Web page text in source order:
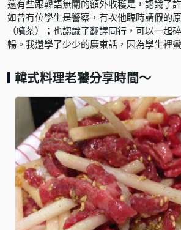
還有些跟韓語無關的額外收穫是，認識了
如曾有位學生是警察，有次他臨時請假的
（噴茶）；也認識了翻譯同行，可以一起
暢。我還學了少少的廣東話，因為學生裡
韓式料理老饕分享時間～